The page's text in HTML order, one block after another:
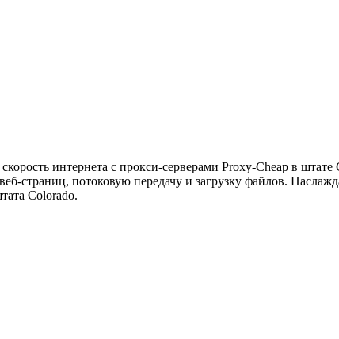
интернета с прокси-серверами Proxy-Cheap в
страниц, потоковую передачу и загрузку файлов.
Colorado.